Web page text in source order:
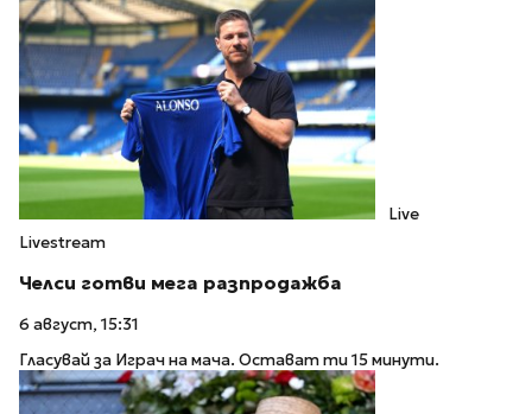
Live
Livestream
Челси готви мега разпродажба
6 август, 15:31
Гласувай за Играч на мача. Остават ти 15 минути.